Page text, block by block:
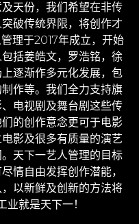
天份，我们希望在非传
破传统界限，将创作才
理于2017年成立，开始
括姜皓文，罗浩铭，徐
逐渐作多元化发展，包
作等。我们全力支持旗
电视剧及舞台剧这些传
的创作意念更可于电影
影及很多有质量的演艺
天下一艺人管理的目标
情自由发挥创作潜能，
以新鲜及创新的方法将
就是天下一！